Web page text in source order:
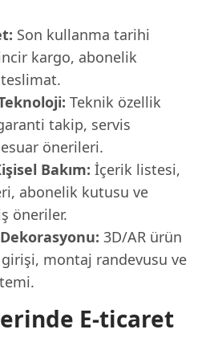
Son kullanma tarihi
kargo, abonelik
teslimat.
Teknik özellik
takip, servis
önerileri.
Bakım: İçerik listesi,
abonelik kutusu ve
öneriler.
3D/AR ürün
montaj randevusu ve
E-ticaret